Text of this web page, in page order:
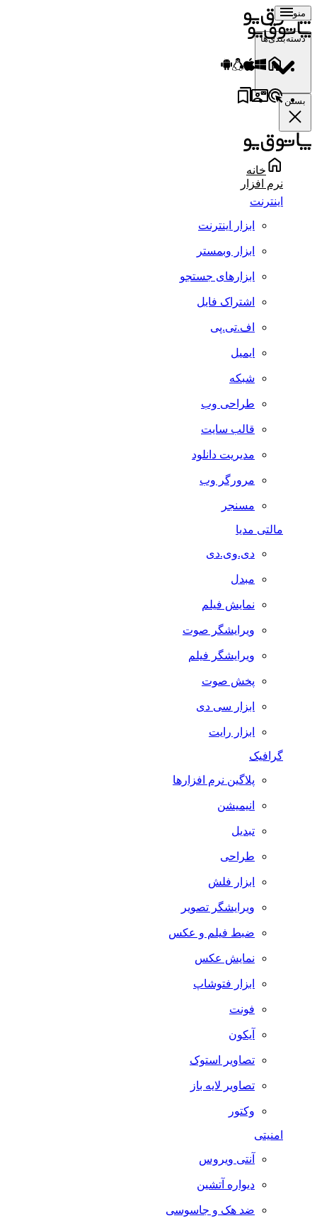
منو
دسته‌بندی‌ها
بستن
خانه
نرم افزار
اینترنت
ابزار اینترنت
ابزار وبمستر
ابزارهای جستجو
اشتراک فایل
اف.تی.پی
ایمیل
شبکه
طراحی وب
قالب سایت
مدیریت دانلود
مرورگر وب
مسنجر
مالتی مدیا
دی.وی.دی
مبدل
نمایش فیلم
ویرایشگر صوت
ویرایشگر فیلم
پخش صوت
ابزار سی دی
ابزار رایت
گرافیک
پلاگین نرم افزارها
انیمیشن
تبدیل
طراحی
ابزار فلش
ویرایشگر تصویر
ضبط فيلم و عكس
نمایش عکس
ابزار فتوشاپ
فونت
آیکون
تصاویر استوک
تصاویر لایه باز
وکتور
امنیتی
آنتی ویروس
دیواره آتشین
ضد هک و جاسوسی